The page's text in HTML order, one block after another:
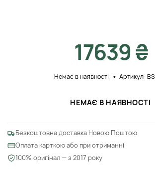
17639 ₴
Немає в наявності Артикул:
НЕМАЄ В НАЯВНОСТІ
Безкоштовна доставка Новою Поштою
Оплата карткою або при отриманні
100% оригінал — з 2017 року